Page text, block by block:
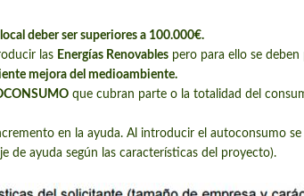
deber ser superiores a 100.000€.
las Energías Renovables pero para ello se deben
mejora del medioambiente.
que cubran parte o la totalidad del
en la ayuda. Al introducir el autoconsumo
de ayuda según las características del proyecto).